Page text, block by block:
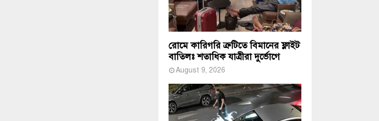
রোমে কারিগরি ত্রুটিতে বিমানের ফ্লাইট
বাতিলঃ শতাধিক যাত্রীরা দুর্ভোগে
August 9, 2026